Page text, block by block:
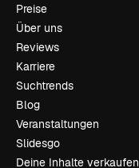
Preise
Über uns
Reviews
Karriere
Suchtrends
Blog
Veranstaltungen
Slidesgo
Deine Inhalte verkaufen